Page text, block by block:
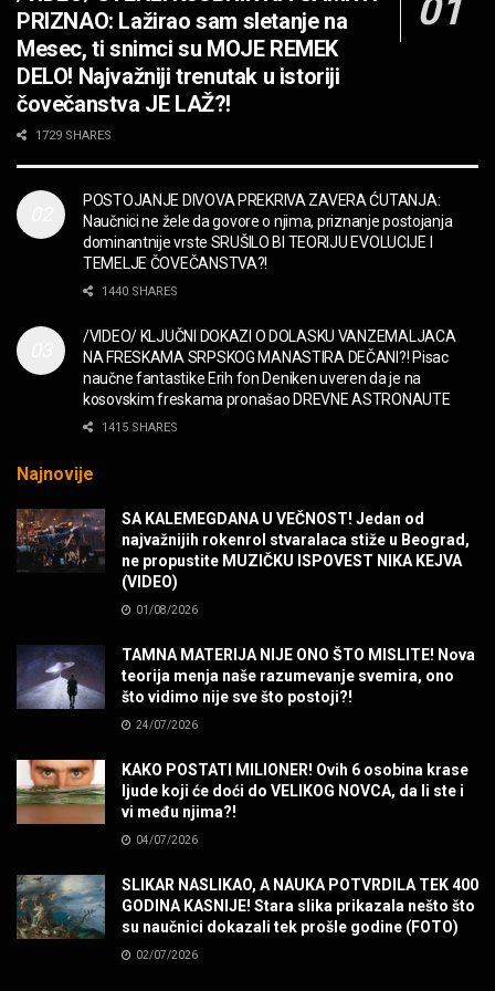
OPASNO! ZZ TOP – Beer Drinkers and
Hellraisers
MUZIKA
“Missin’ Yo’ Kissin'” BILLY ZZ TOP
MUZIKA
DIVNA! Ogi & Magnifico
FILM
MUZIKA
POVRATAK Iron Maiden The Writing On The Wall
SENIDAHHH!
Miss You! Charlie Watts
MUZIKA
MUZIKA
MAD MAD DRUMMER!
PRIZNAO: Lažirao sam sletanje na
Mesec, ti snimci su MOJE REMEK
DELO! Najvažniji trenutak u istoriji
čovečanstva JE LAŽ?!
1729 SHARES
POSTOJANJE DIVOVA PREKRIVA ZAVERA ĆUTANJA:
Naučnici ne žele da govore o njima, priznanje postojanja
dominantnije vrste SRUŠILO BI TEORIJU EVOLUCIJE I
TEMELJE ČOVEČANSTVA?!
1440 SHARES
/VIDEO/ KLJUČNI DOKAZI O DOLASKU VANZEMALJACA
NA FRESKAMA SRPSKOG MANASTIRA DEČANI?! Pisac
naučne fantastike Erih fon Deniken uveren da je na
kosovskim freskama pronašao DREVNE ASTRONAUTE
1415 SHARES
Najnovije
SA KALEMEGDANA U VEČNOST! Jedan od
najvažnijih rokenrol stvaralaca stiže u Beograd,
ne propustite MUZIČKU ISPOVEST NIKA KEJVA
(VIDEO)
01/08/2026
TAMNA MATERIJA NIJE ONO ŠTO MISLITE! Nova
teorija menja naše razumevanje svemira, ono
što vidimo nije sve što postoji?!
24/07/2026
KAKO POSTATI MILIONER! Ovih 6 osobina krase
ljude koji će doći do VELIKOG NOVCA, da li ste i
vi među njima?!
04/07/2026
SLIKAR NASLIKAO, A NAUKA POTVRDILA TEK 400
GODINA KASNIJE! Stara slika prikazala nešto što
su naučnici dokazali tek prošle godine (FOTO)
02/07/2026